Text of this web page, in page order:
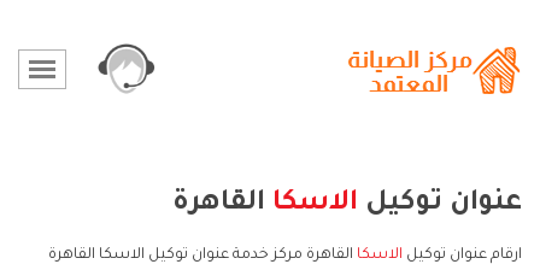
عنوان توكيل الاسكا القاهرة
ارقام عنوان توكيل الاسكا القاهرة مركز خدمة عنوان توكيل الاسكا القاهرة